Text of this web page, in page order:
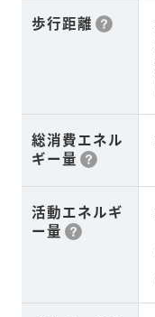
歩行距離
総消費エネル
ギー量
活動エネルギ
ー量